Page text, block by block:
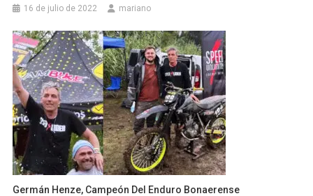
16 de julio de 2022 mariano
Germán Henze, Campeón Del Enduro Bonaerense